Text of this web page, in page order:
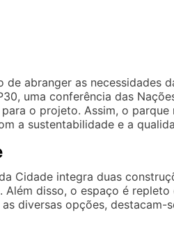
abranger as necessidades
uma conferência das
o projeto. Assim, o parque
a sustentabilidade e a
Cidade integra duas
disso, o espaço é repleto
diversas opções, destacam-